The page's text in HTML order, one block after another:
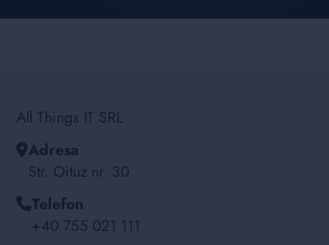
All Things IT SRL
Adresa
Str. Oituz nr. 30
Telefon
+40 755 021 111